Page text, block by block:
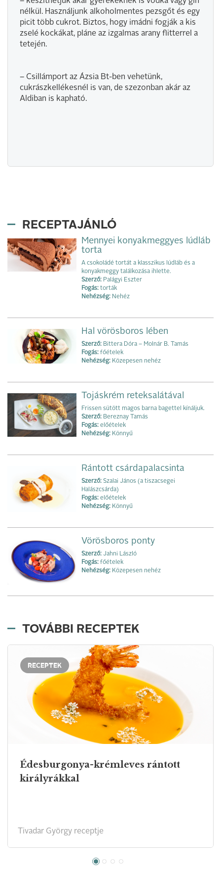
nélkül. Használjunk alkoholmentes pezsgőt és egy
picit több cukrot. Biztos, hogy imádni fogják a kis
zselé kockákat, pláne az izgalmas arany flitterrel a
tetején.
– Csillámport az Ázsia Bt-ben vehetünk,
cukrászkellékesnél is van, de szezonban akár az
Aldiban is kapható.
RECEPTAJÁNLÓ
Mennyei konyakmeggyes lúdláb
torta
A csokoládé tortát a klasszikus lúdláb és a
konyakmeggy találkozása ihlette.
Szerző: Palágyi Eszter
Fogás: torták
Nehézség: Nehéz
Hal vörösboros lében
Szerző: Bittera Dóra – Molnár B. Tamás
Fogás: főételek
Nehézség: Közepesen nehéz
Tojáskrém reteksalátával
Frissen sütött magos barna bagettel kínáljuk.
Szerző: Bereznay Tamás
Fogás: előételek
Nehézség: Könnyű
Rántott csárdapalacsinta
Szerző: Szalai János (a tiszacsegei
Halászcsárda)
Fogás: előételek
Nehézség: Könnyű
Vörösboros ponty
Szerző: Jahni László
Fogás: főételek
Nehézség: Közepesen nehéz
TOVÁBBI RECEPTEK
RECEPTEK
Édesburgonya-krémleves rántott
királyrákkal
Tivadar György receptje